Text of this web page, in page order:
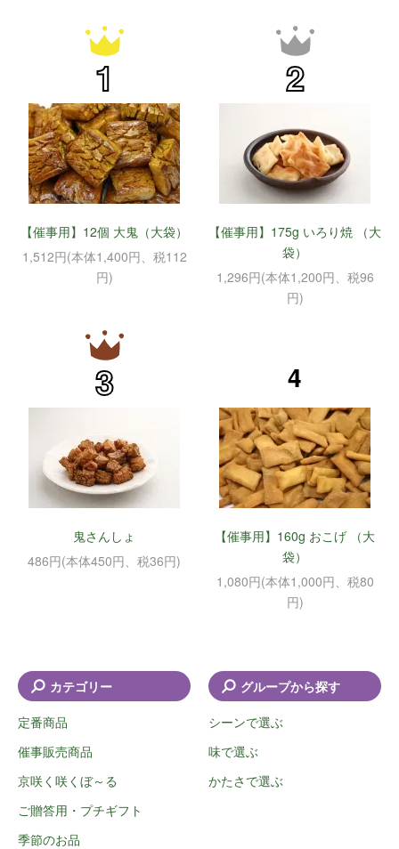
1
【催事用】12個 大鬼（大袋）
1,512円(本体1,400円、税112
円)
2
【催事用】175g いろり焼 （大
袋）
1,296円(本体1,200円、税96
円)
3
鬼さんしょ
486円(本体450円、税36円)
4
【催事用】160g おこげ （大
袋）
1,080円(本体1,000円、税80
円)
カテゴリー
定番商品
催事販売商品
京咲く咲くぼ～る
ご贈答用・プチギフト
季節のお品
グループから探す
シーンで選ぶ
味で選ぶ
かたさで選ぶ